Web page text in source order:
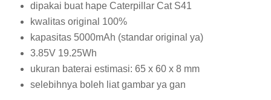
dipakai buat hape Caterpillar Cat S41
kwalitas original 100%
kapasitas 5000mAh (standar original ya)
3.85V 19.25Wh
ukuran baterai estimasi: 65 x 60 x 8 mm
selebihnya boleh liat gambar ya gan